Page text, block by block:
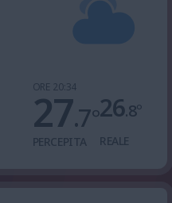
ORE 20:34
27.7°
PERCEPITA
26.8°
REALE